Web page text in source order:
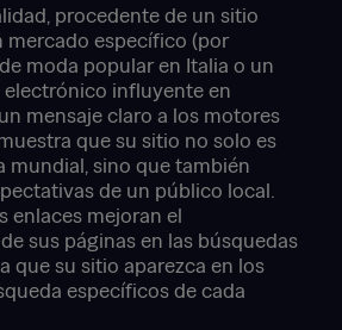
procedente de un sitio
mercado específico (por
moda popular en Italia o un
influyente en
mensaje claro a los motores
que su sitio no solo es
mundial, sino que también
de un público local.
enlaces mejoran el
sus páginas en las búsquedas
que su sitio aparezca en los
específicos de cada